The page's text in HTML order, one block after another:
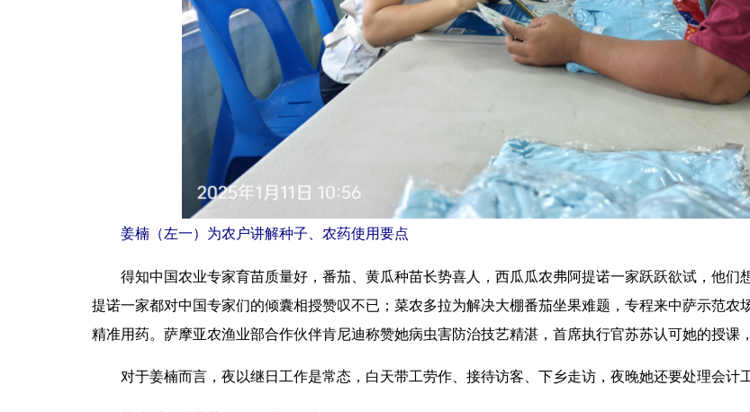
姜楠（左一）为农户讲解种子、农药使用要点
得知中国农业专家育苗质量好，番茄、黄瓜种苗长势喜人，西瓜瓜农弗阿提诺一家跃跃欲试，他们
提诺一家都对中国专家们的倾囊相授赞叹不已；菜农多拉为解决大棚番茄坐果难题，专程来中萨示范
精准用药。萨摩亚农渔业部合作伙伴肯尼迪称赞她病虫害防治技艺精湛，首席执行官苏苏认可她的授课
对于姜楠而言，夜以继日工作是常态，白天带工劳作、接待访客、下乡走访，夜晚她还要处理会计工